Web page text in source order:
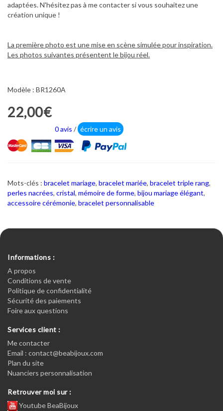
adaptées. N'hésitez pas à me contacter si vous souhaitez une
création unique !
La première photo est une mise en scène simulée pour inspiration.
Les photos suivantes présentent le bijou réel.
Modèle : BR1260A
22,00€
0 avis / écrire un avis
Mots-clés : bracelet mariage, bracelet mariée, bracelet triple rang,
perles nacrées, cristal, mémoire de forme, bijou mariage élégant,
accessoire cérémonie, bracelet personnalisable
Informations :
A propos
Conditions de vente
Politique de confidentialité
Sécurité des paiements
Foire aux questions
Services client :
Me contacter
Email : contact@beabijoux.com
Plan du site
Nuanciers personnalisation
Retrouver moi sur :
Youtube BeaBijoux